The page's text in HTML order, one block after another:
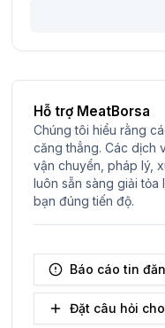
Hỗ trợ MeatBorsa
Chúng tôi hiểu rằng
căng thẳng. Các dịch
vận chuyển, pháp lý,
luôn sẵn sàng giải
bạn đúng tiến độ.
Báo cáo tin
Đặt câu hỏi